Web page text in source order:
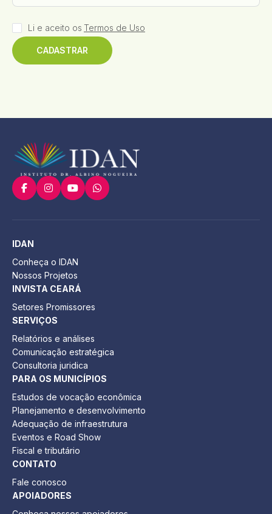
Li e aceito os Termos de Uso
IDAN
Conheça o IDAN
Nossos Projetos
INVISTA CEARÁ
Setores Promissores
SERVIÇOS
Relatórios e análises
Comunicação estratégica
Consultoria juridica
PARA OS MUNICÍPIOS
Estudos de vocação econômica
Planejamento e desenvolvimento
Adequação de infraestrutura
Eventos e Road Show
Fiscal e tributário
CONTATO
Fale conosco
APOIADORES